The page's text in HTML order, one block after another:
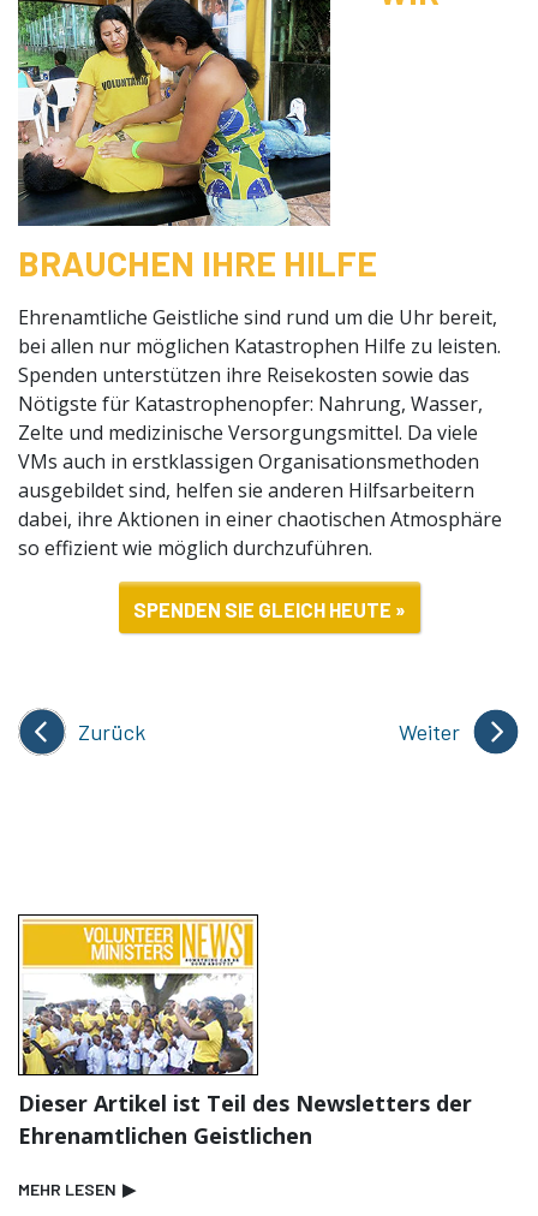
BRAUCHEN IHRE HILFE
Ehrenamtliche Geistliche sind rund um die Uhr bereit,
bei allen nur möglichen Katastrophen Hilfe zu leisten.
Spenden unterstützen ihre Reisekosten sowie das
Nötigste für Katastrophenopfer: Nahrung, Wasser,
Zelte und medizinische Versorgungsmittel. Da viele
VMs auch in erstklassigen Organisationsmethoden
ausgebildet sind, helfen sie anderen Hilfsarbeitern
dabei, ihre Aktionen in einer chaotischen Atmosphäre
so effizient wie möglich durchzuführen.
SPENDEN SIE GLEICH HEUTE »
Zurück Weiter
Dieser Artikel ist Teil des Newsletters der
Ehrenamtlichen Geistlichen
MEHR LESEN ▶